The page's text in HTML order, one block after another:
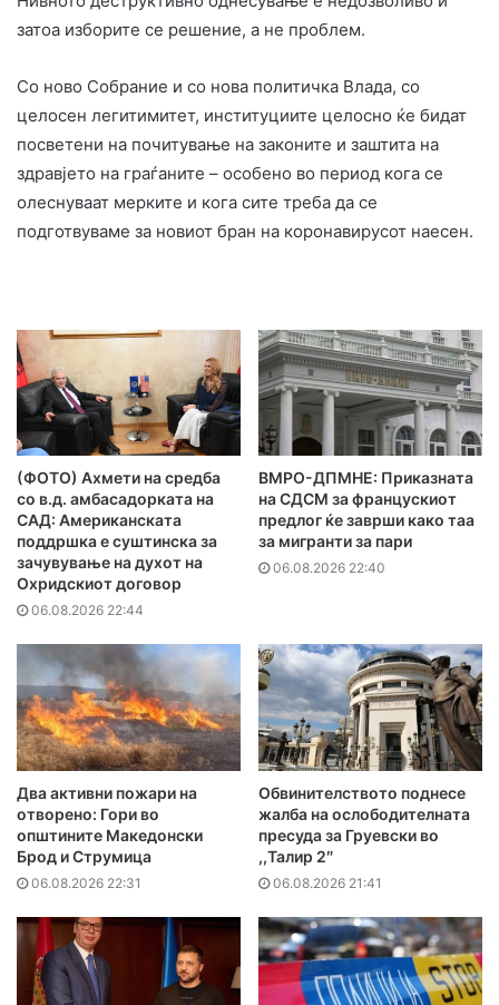
затоа изборите се решение, а не проблем.
Со ново Собрание и со нова политичка Влада, со
целосен легитимитет, институциите целосно ќе бидат
посветени на почитување на законите и заштита на
здравјето на граѓаните – особено во период кога се
олеснуваат мерките и кога сите треба да се
подготвуваме за новиот бран на коронавирусот наесен.
(ФОТО) Ахмети на средба
со в.д. амбасадорката на
САД: Американската
поддршка е суштинска за
зачувување на духот на
Охридскиот договор
06.08.2026 22:44
ВМРО-ДПМНЕ: Приказната
на СДСМ за францускиот
предлог ќе заврши како таа
за мигранти за пари
06.08.2026 22:40
Два активни пожари на
отворено: Гори во
општините Македонски
Брод и Струмица
06.08.2026 22:31
Обвинителството поднесе
жалба на ослободителната
пресуда за Груевски во
,,Талир 2″
06.08.2026 21:41